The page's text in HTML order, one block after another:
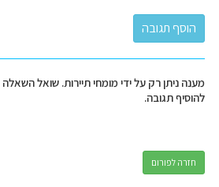
מענה ניתן רק על ידי מומחי תיירות. שואל
להוסיף תגובה.
חזרה לפורום